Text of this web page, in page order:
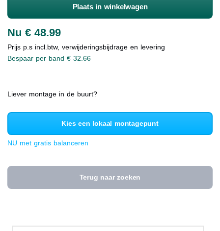
Plaats in winkelwagen
Nu € 48.99
Prijs p.s incl.btw, verwijderingsbijdrage en levering
Bespaar per band € 32.66
Liever montage in de buurt?
Kies een lokaal montagepunt
NU met gratis balanceren
Terug naar zoeken